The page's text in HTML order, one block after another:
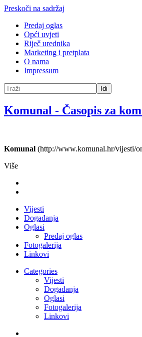
Preskoči na sadržaj
Predaj oglas
Opći uvjeti
Riječ urednika
Marketing i pretplata
O nama
Impressum
Idi
Komunal - Časopis za
Komunal (http://www.komunal.hr/vijesti/
Više
Vijesti
Događanja
Oglasi
Predaj oglas
Fotogalerija
Linkovi
Categories
Vijesti
Događanja
Oglasi
Fotogalerija
Linkovi